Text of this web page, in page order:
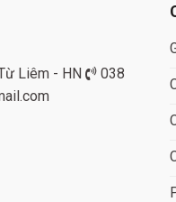
Liêm - HN
038